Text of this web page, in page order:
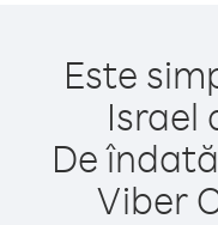
Este
Israel
De
Viber